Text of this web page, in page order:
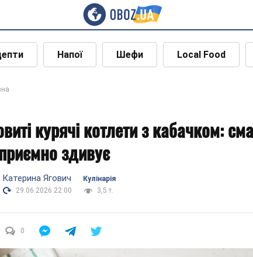
Напої Шефи Local Food
курячі котлети з кабачком:
здивує
Катерина Ягович
Кулінарія
29.06.2026 22:00
3,5 т.
0